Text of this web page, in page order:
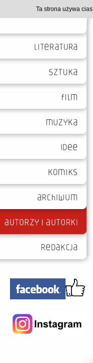
Ta strona używa